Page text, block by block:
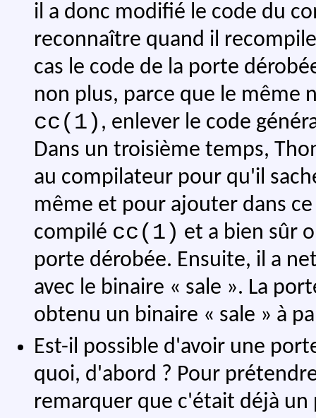
il a donc modifié le code du
reconnaître quand il
cas le code de la porte
non plus, parce que le
cc(1) , enlever le code
Dans un troisième temps,
au compilateur pour qu'il
même et pour ajouter dans
compilé cc(1) et a bien sûr
porte dérobée. Ensuite, il a
avec le binaire « sale ». La
obtenu un binaire « sale » à
Est-il possible d'avoir une
quoi, d'abord ? Pour
remarquer que c'était déjà un